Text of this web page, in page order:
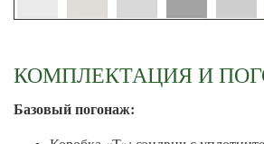
КОМПЛЕКТАЦИЯ И
Базовый погонаж: